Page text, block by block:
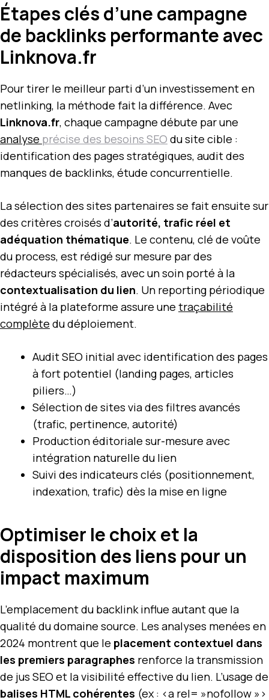
Étapes clés d’une campagne
de backlinks performante avec
Linknova.fr
Pour tirer le meilleur parti d’un investissement en
netlinking, la méthode fait la différence. Avec
Linknova.fr, chaque campagne débute par une
analyse précise des besoins SEO du site cible :
identification des pages stratégiques, audit des
manques de backlinks, étude concurrentielle.
La sélection des sites partenaires se fait ensuite sur
des critères croisés d’autorité, trafic réel et
adéquation thématique. Le contenu, clé de voûte
du process, est rédigé sur mesure par des
rédacteurs spécialisés, avec un soin porté à la
contextualisation du lien. Un reporting périodique
intégré à la plateforme assure une traçabilité
complète du déploiement.
Audit SEO initial avec identification des pages
à fort potentiel (landing pages, articles
piliers…)
Sélection de sites via des filtres avancés
(trafic, pertinence, autorité)
Production éditoriale sur-mesure avec
intégration naturelle du lien
Suivi des indicateurs clés (positionnement,
indexation, trafic) dès la mise en ligne
Optimiser le choix et la
disposition des liens pour un
impact maximum
L’emplacement du backlink influe autant que la
qualité du domaine source. Les analyses menées en
2024 montrent que le placement contextuel dans
les premiers paragraphes renforce la transmission
de jus SEO et la visibilité effective du lien. L’usage de
balises HTML cohérentes (ex : <a rel= »nofollow »>